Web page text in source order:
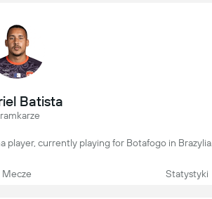
Batista
player, currently playing for Botafogo in Brazylia.
Mecze Statystyki